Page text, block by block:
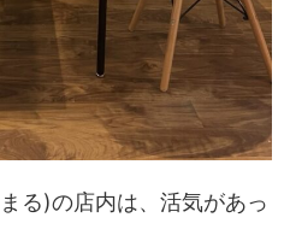
る)の店内は、活気があっ